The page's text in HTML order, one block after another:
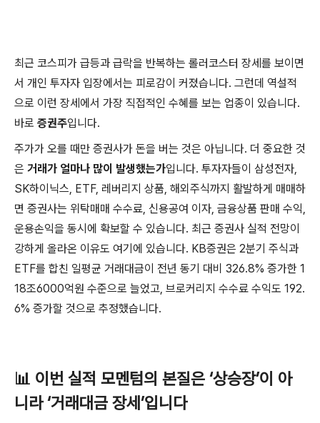
최근 코스피가 급등과 급락을 반복하는 롤러코스터 장세를 보이면
서 개인 투자자 입장에서는 피로감이 커졌습니다. 그런데 역설적
으로 이런 장세에서 가장 직접적인 수혜를 보는 업종이 있습니다.
바로 증권주입니다.
주가가 오를 때만 증권사가 돈을 버는 것은 아닙니다. 더 중요한 것
은 거래가 얼마나 많이 발생했는가입니다. 투자자들이 삼성전자,
SK하이닉스, ETF, 레버리지 상품, 해외주식까지 활발하게 매매하
면 증권사는 위탁매매 수수료, 신용공여 이자, 금융상품 판매 수익,
운용손익을 동시에 확보할 수 있습니다. 최근 증권사 실적 전망이
강하게 올라온 이유도 여기에 있습니다. KB증권은 2분기 주식과
ETF를 합친 일평균 거래대금이 전년 동기 대비 326.8% 증가한 1
18조6000억원 수준으로 늘었고, 브로커리지 수수료 수익도 192.
6% 증가할 것으로 추정했습니다.
📊 이번 실적 모멘텀의 본질은 ‘상승장’이 아
니라 ‘거래대금 장세’입니다